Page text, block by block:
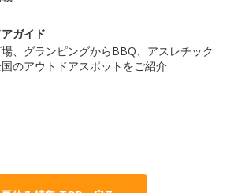
ガイド
、グランピングからBBQ、アスレチック
のアウトドアスポットをご紹介